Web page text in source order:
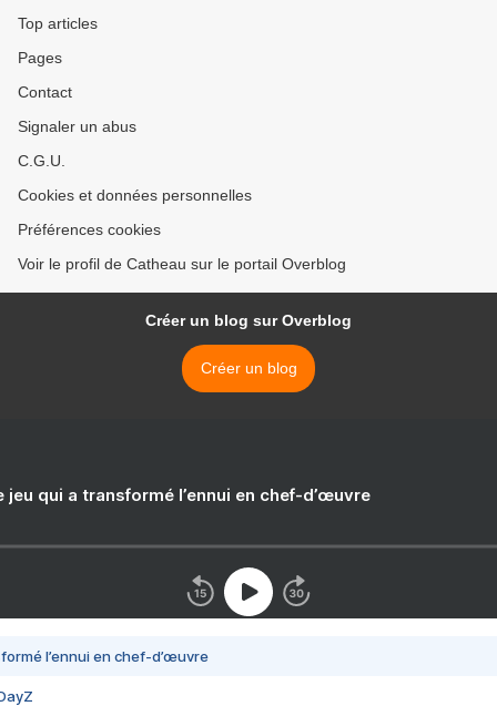
Top articles
Pages
Contact
Signaler un abus
C.G.U.
Cookies et données personnelles
Préférences cookies
Voir le profil de Catheau sur le portail Overblog
Créer un blog sur Overblog
Créer un blog
jeu qui a transformé l’ennui en chef-d’œuvre
l’ennui en chef-d’œuvre